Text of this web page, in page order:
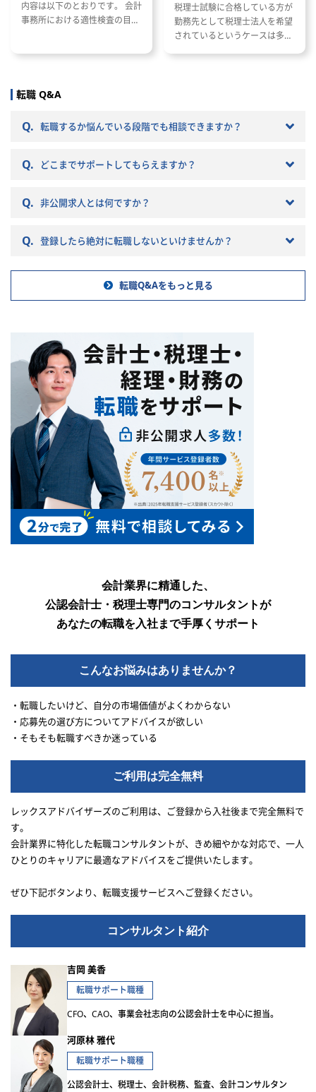
作成：
ック：
で優先
タスク
はあり
れを理
応につ
内容は以下のとおりです。 会計
事務所における適性検査の目的
税理士試験に合格している方が
勤務先として税理士法人を希望
されているというケースは多い
ャリアプランに応じて自分に合
った税理士法人を選ぶことが非
税理士法人を選ぶとこんな筈で
税理士法人の特徴や税理士法人
さい。
転職 Q&A
Q. 転職するか悩んでいる段階でも相談できますか？
Q. どこまでサポートしてもらえますか？
Q. 非公開求人とは何ですか？
Q. 登録したら絶対に転職しないといけませんか？
転職Q&Aをもっと見る
会計業界に精通した、
公認会計士・税理士専門のコンサルタントが
あなたの転職を入社まで手厚くサポート
こんなお悩みはありませんか？
・転職したいけど、自分の市場価値がよくわからない
・応募先の選び方についてアドバイスが欲しい
・そもそも転職すべきか迷っている
ご利用は完全無料
レックスアドバイザーズのご利用は、ご登録から入社後まで完全無料で
す。
会計業界に特化した転職コンサルタントが、きめ細やかな対応で、一人
ひとりのキャリアに最適なアドバイスをご提供いたします。
ぜひ下記ボタンより、転職支援サービスへご登録ください。
コンサルタント紹介
吉岡 美香
転職サポート職種
CFO、CAO、事業会社志向の公認会計士を中心に担当。
河原林 雅代
転職サポート職種
公認会計士、税理士、会計税務、監査、会計コンサルタン